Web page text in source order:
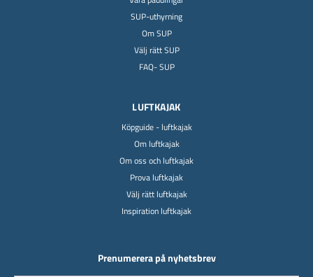
SUP-uthyrning
Om SUP
Välj rätt SUP
FAQ- SUP
LUFTKAJAK
Köpguide - luftkajak
Om luftkajak
Om oss och luftkajak
Prova luftkajak
Välj rätt luftkajak
Inspiration luftkajak
Prenumerera på nyhetsbrev